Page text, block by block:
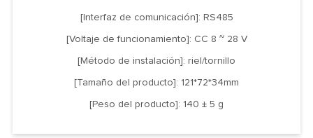
[Interfaz de comunicación]: RS485
[Voltaje de funcionamiento]: CC 8 ~ 28 V
[Método de instalación]: riel/tornillo
[Tamaño del producto]: 121*72*34mm
[Peso del producto]: 140 ± 5 g